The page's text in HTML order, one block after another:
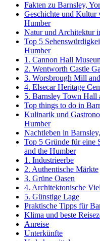
Fakten zu Barnsley,
Geschichte und Kultur
Humber
Natur und Architektur
Top 5
Humber
1. Cannon Hall
2. Wentworth Castle
3. Worsbrough Mill
4. Elsecar Heritage
5. Barnsley Town Hall
Top things to do in
Kulinarik und
Humber
Nachtleben in
Top 5 Gründe für eine
and the Humber
1. Industrieerbe
2. Authentische Märkte
3. Grüne Oasen
4. Architektonische
5. Günstige Lage
Praktische Tipps für
Klima und beste
Anreise
Unterkünfte